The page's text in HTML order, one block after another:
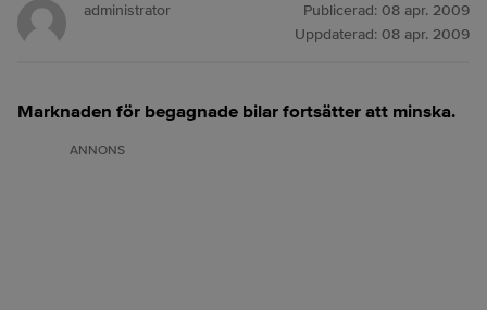
administrator Publicerad: 08 apr. 2009
Uppdaterad: 08 apr. 2009
Marknaden för begagnade bilar fortsätter att minska.
ANNONS